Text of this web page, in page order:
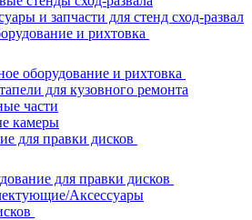
и запчасти для стенд сход-развал
и рихтовка
оборудование и рихтовка
для кузовного ремонта
части
камеры
для правки дисков
для правки дисков
Аксессуары